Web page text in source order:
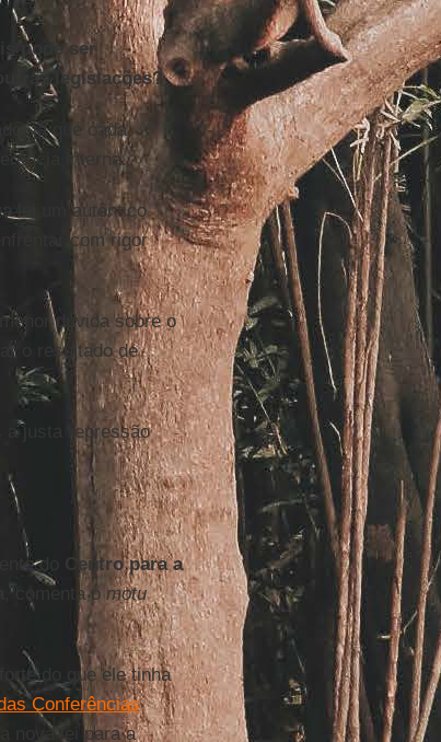
pode ser
legislações?
já que cada
interna.
lei um autêntico
com rigor
dúvida sobre o
o resultado de
a justa repressão
do
Centro para a
, comenta o motu
do que ele tinha
Conferências
nova lei para a